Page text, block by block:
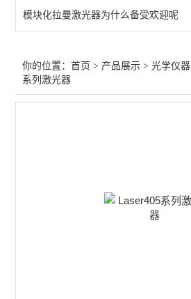
激光校准
模块化拉曼激光器为什么备受欢迎呢
你的位置：首页 > 产品展示 >光学仪器
系列激光器